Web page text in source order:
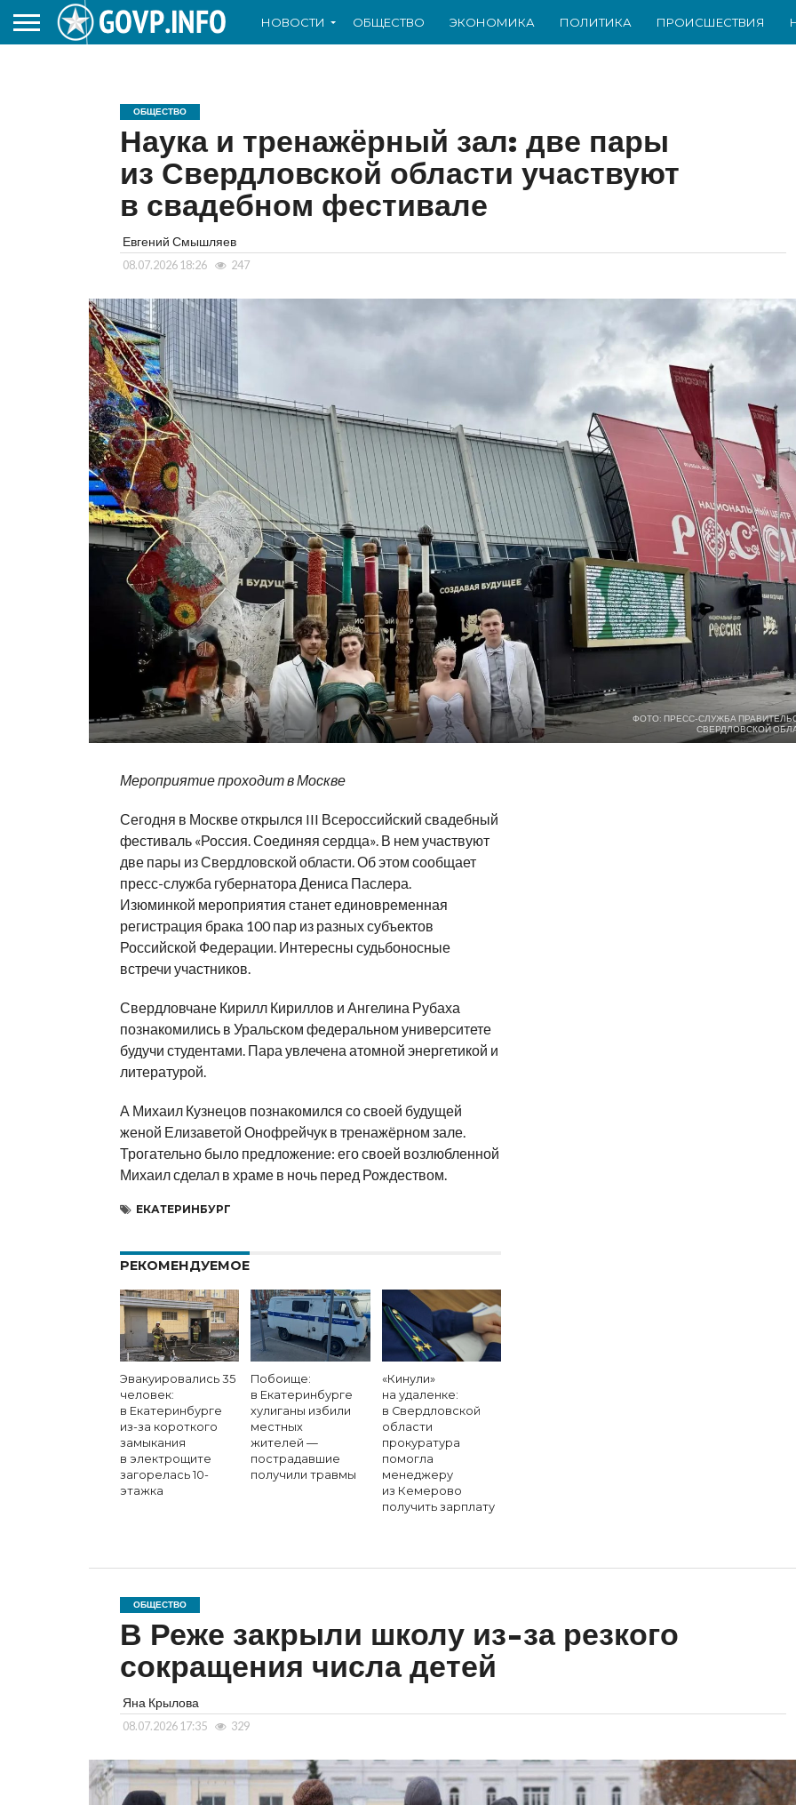
НОВОСТИ ОБЩЕСТВО ЭКОНОМИКА ПОЛИТИКА ПРОИСШЕСТВИЯ
ОБЩЕСТВО
Наука и тренажёрный зал: две пары
из Свердловской области участвуют
в свадебном фестивале
Евгений Смышляев
08.07.2026 18:26 247
ФОТО: ПРЕСС-СЛУЖБА
СВЕРДЛОВСКОЙ
Мероприятие проходит в Москве
Сегодня в Москве открылся III Всероссийский свадебный
фестиваль «Россия. Соединяя сердца». В нем участвуют
две пары из Свердловской области. Об этом сообщает
пресс-служба губернатора Дениса Паслера.
Изюминкой мероприятия станет единовременная
регистрация брака 100 пар из разных субъектов
Российской Федерации. Интересны судьбоносные
встречи участников.
Свердловчане Кирилл Кириллов и Ангелина Рубаха
познакомились в Уральском федеральном университете
будучи студентами. Пара увлечена атомной энергетикой и
литературой.
А Михаил Кузнецов познакомился со своей будущей
женой Елизаветой Онофрейчук в тренажёрном зале.
Трогательно было предложение: его своей возлюбленной
Михаил сделал в храме в ночь перед Рождеством.
ЕКАТЕРИНБУРГ
РЕКОМЕНДУЕМОЕ
Эвакуировались 35
человек:
в Екатеринбурге
из-за короткого
замыкания
в электрощите
загорелась 10-
этажка
Побоище:
в Екатеринбурге
хулиганы избили
местных
жителей —
пострадавшие
получили травмы
«Кинули»
на удаленке:
в Свердловской
области
прокуратура
помогла
менеджеру
из Кемерово
получить зарплату
ОБЩЕСТВО
В Реже закрыли школу из-за резкого
сокращения числа детей
Яна Крылова
08.07.2026 17:35 329